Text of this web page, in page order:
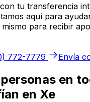
tu transferencia
aquí para
para recibir
772-7779
Envía
en
en Xe